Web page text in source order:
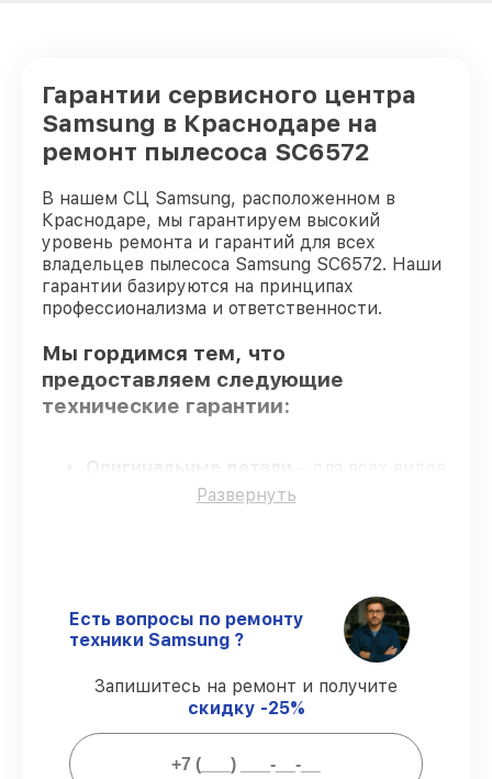
Гарантии сервисного центра
Samsung в Краснодаре на
ремонт пылесоса SC6572
В нашем СЦ Samsung, расположенном в
Краснодаре, мы гарантируем высокий
уровень ремонта и гарантий для всех
владельцев пылесоса Samsung SC6572. Наши
гарантии базируются на принципах
профессионализма и ответственности.
Мы гордимся тем, что
предоставляем следующие
технические гарантии:
Оригинальные детали
сервиса применяются исключительно
восстановление пылесоса SC6572
выполняется строго в оговоренные
Гарантийное обслуживание– все
работы по восстановлению проводятся с
официальной гарантией.
Развернуть
Есть вопросы по ремонту
техники Samsung ?
Запишитесь на ремонт и получите
скидку -25%